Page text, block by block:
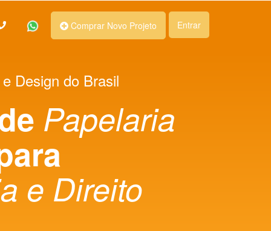
Comprar Novo Projeto Entrar
Design do Brasil
Papelaria
e Direito